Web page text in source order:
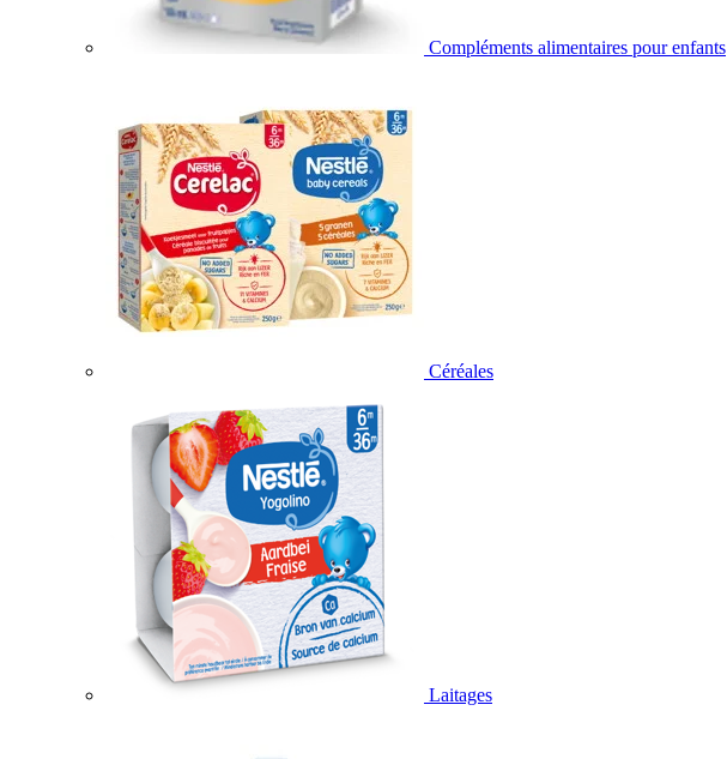
Compléments alimentaires pour enfants
Céréales
Laitages